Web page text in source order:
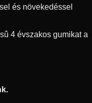
és növekedéssel
4 évszakos gumikat a